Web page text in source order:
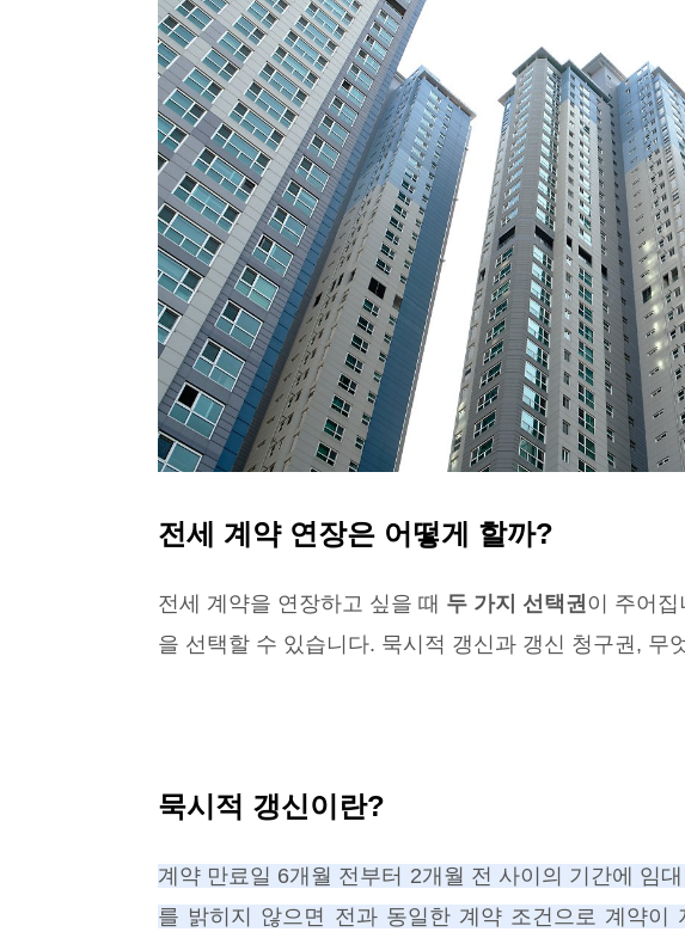
전세 계약 연장은 어떻게 할까?
전세 계약을 연장하고 싶을 때 두 가지 선택권이 주어
을 선택할 수 있습니다. 묵시적 갱신과 갱신 청구권, 무
묵시적 갱신이란?
계약 만료일 6개월 전부터 2개월 전 사이의 기간에 임
를 밝히지 않으면 전과 동일한 계약 조건으로 계약이